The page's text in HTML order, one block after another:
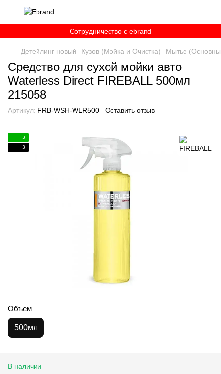
Сотрудничество c ebrand
Детейлинг новый Кузов (Мойка и Очистка) Мытье
Средство для сухой мойки авто
Waterless Direct FIREBALL 500мл
215058
Артикул: FRB-WSH-WLR500 Оставить отзыв
3
3
Объем
500мл
В наличии